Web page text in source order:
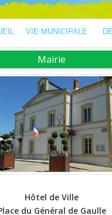
VIE MUNICIPALE
Mairie
Hôtel de Ville
du Général de Gaulle